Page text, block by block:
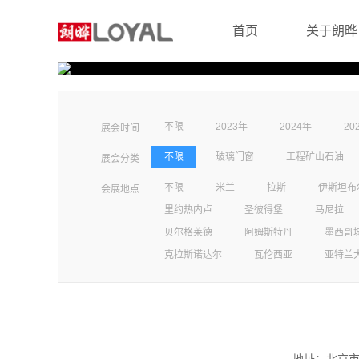
首页 关于朗晔
展会时间 不限 2023年 2024年
展会分类 不限 玻璃门窗 工程矿山石油
会展地点 不限 米兰 拉斯 伊斯坦布
里约热内卢
圣彼得堡 马尼拉
贝尔格莱德
阿姆斯特丹 墨西哥
克拉斯诺达尔
瓦伦西亚 亚特兰